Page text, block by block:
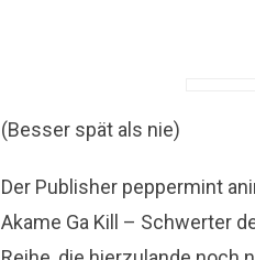
(Besser spät als nie)
Der Publisher peppermint
Akame Ga Kill – Schwerter